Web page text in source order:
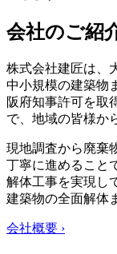
会社のご紹
株式会社建匠は、
中小規模の建築物
阪府知事許可を取
で、地域の皆様か
現地調査から廃棄
丁寧に進めること
解体工事を実現し
建築物の全面解体
会社概要 ›